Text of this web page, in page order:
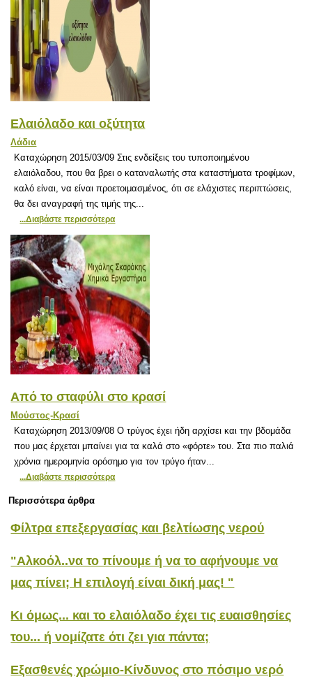
Ελαιόλαδο και οξύτητα
Λάδια
Καταχώρηση 2015/03/09 Στις ενδείξεις του τυποποιημένου
ελαιόλαδου, που θα βρει ο καταναλωτής στα καταστήματα τροφίμων,
καλό είναι, να είναι προετοιμασμένος, ότι σε ελάχιστες περιπτώσεις,
θα δει αναγραφή της τιμής της...
...Διαβάστε περισσότερα
Από το σταφύλι στο κρασί
Μούστος-Κρασί
Καταχώρηση 2013/09/08 Ο τρύγος έχει ήδη αρχίσει και την βδομάδα
που μας έρχεται μπαίνει για τα καλά στο «φόρτε» του. Στα πιο παλιά
χρόνια ημερομηνία ορόσημο για τον τρύγο ήταν...
...Διαβάστε περισσότερα
Περισσότερα άρθρα
Φίλτρα επεξεργασίας και βελτίωσης νερού
"Αλκοόλ..να το πίνουμε ή να το αφήνουμε να
μας πίνει; Η επιλογή είναι δική μας! "
Κι όμως... και το ελαιόλαδο έχει τις ευαισθησίες
του... ή νομίζατε ότι ζει για πάντα;
Εξασθενές χρώμιο-Κίνδυνος στο πόσιμο νερό